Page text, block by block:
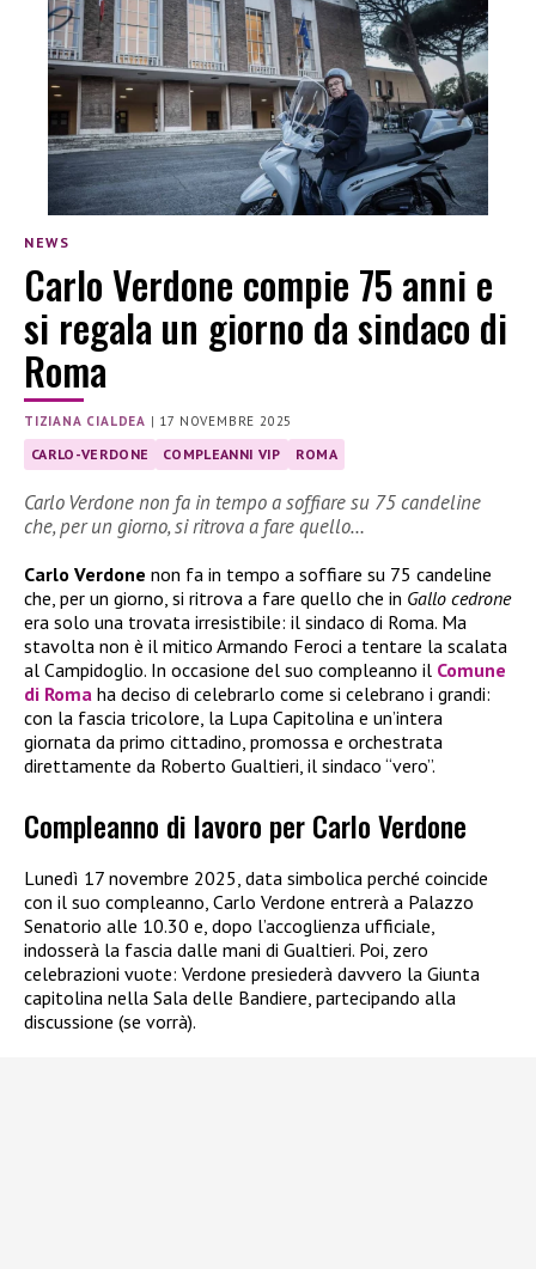
NEWS
Carlo Verdone compie 75 anni e
si regala un giorno da sindaco di
Roma
TIZIANA CIALDEA | 17 NOVEMBRE 2025
CARLO-VERDONE COMPLEANNI VIP ROMA
Carlo Verdone non fa in tempo a soffiare su 75 candeline
che, per un giorno, si ritrova a fare quello…
Carlo Verdone non fa in tempo a soffiare su 75 candeline
che, per un giorno, si ritrova a fare quello che in Gallo cedrone
era solo una trovata irresistibile: il sindaco di Roma. Ma
stavolta non è il mitico Armando Feroci a tentare la scalata
al Campidoglio. In occasione del suo compleanno il Comune
di Roma ha deciso di celebrarlo come si celebrano i grandi:
con la fascia tricolore, la Lupa Capitolina e un’intera
giornata da primo cittadino, promossa e orchestrata
direttamente da Roberto Gualtieri, il sindaco “vero”.
Compleanno di lavoro per Carlo Verdone
Lunedì 17 novembre 2025, data simbolica perché coincide
con il suo compleanno, Carlo Verdone entrerà a Palazzo
Senatorio alle 10.30 e, dopo l’accoglienza ufficiale,
indosserà la fascia dalle mani di Gualtieri. Poi, zero
celebrazioni vuote: Verdone presiederà davvero la Giunta
capitolina nella Sala delle Bandiere, partecipando alla
discussione (se vorrà).